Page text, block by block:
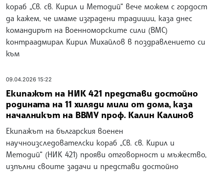
кораб „Св. св. Кирил и Методий“ вече можем с гордост
да кажем, че имаме изградени традиции, каза днес
командирът на Военноморските сили (ВМС)
контраадмирал Кирил Михайлов в поздравлението си
към
09.04.2026 15:22
Екипажът на НИК 421 представи достойно
родината на 11 хиляди мили от дома, каза
началникът на ВВМУ проф. Калин Калинов
Екипажът на българския военен
научноизследователски кораб „Св. св. Кирил и
Методий“ (НИК 421) прояви отговорност и мъжество,
изпълни своите задачи и представи достойно